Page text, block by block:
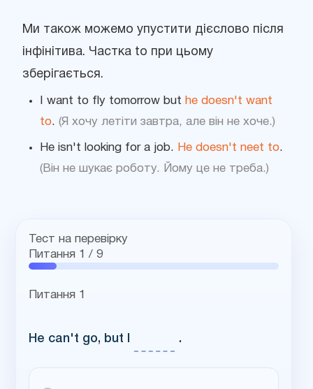
Ми також можемо упустити дієслово після
інфінітива. Частка to при цьому
зберігається.
I want to fly tomorrow but he doesn't want
to.(Я хочу летіти завтра, але він не хоче.)
He isn't looking for a job. He doesn't neet to.
(Він не шукає роботу. Йому це не треба.)
Тест на перевірку
Питання 1 / 9
Питання 1
He can't go, but I .